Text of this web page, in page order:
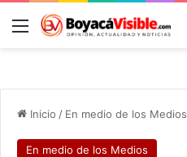
Menú
Inicio / En medio de los Medios
En medio de los Medios